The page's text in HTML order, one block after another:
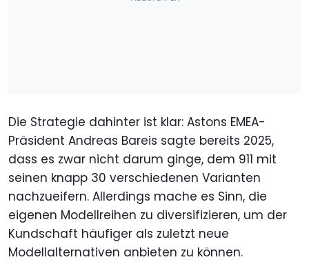
Die Strategie dahinter ist klar: Astons EMEA-
Präsident Andreas Bareis sagte bereits 2025,
dass es zwar nicht darum ginge, dem 911 mit
seinen knapp 30 verschiedenen Varianten
nachzueifern. Allerdings mache es Sinn, die
eigenen Modellreihen zu diversifizieren, um der
Kundschaft häufiger als zuletzt neue
Modellalternativen anbieten zu können.